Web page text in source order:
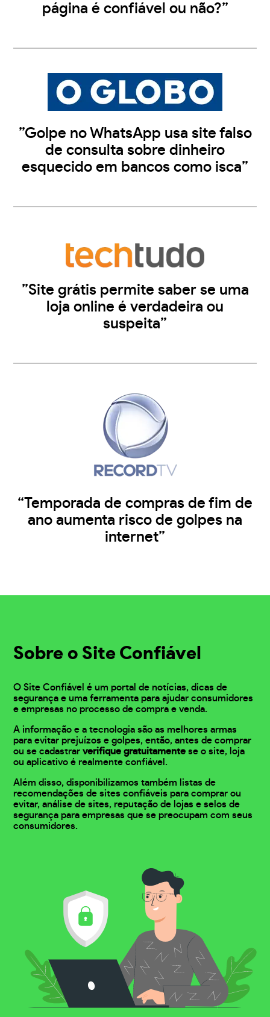
página é confiável ou não?”
”Golpe no WhatsApp usa site falso
de consulta sobre dinheiro
esquecido em bancos como isca”
”Site grátis permite saber se uma
loja online é verdadeira ou
suspeita”
“Temporada de compras de fim de
ano aumenta risco de golpes na
internet”
Sobre o Site Confiável
O Site Confiável é um portal de notícias, dicas de
segurança e uma ferramenta para ajudar consumidores
e empresas no processo de compra e venda.
A informação e a tecnologia são as melhores armas
para evitar prejuízos e golpes, então, antes de comprar
ou se cadastrarverifique gratuitamente se o site, loja
ou aplicativo é realmente confiável.
Além disso, disponibilizamos também listas de
recomendações de sites confiáveis para comprar ou
evitar, análise de sites, reputação de lojas e selos de
segurança para empresas que se preocupam com seus
consumidores.